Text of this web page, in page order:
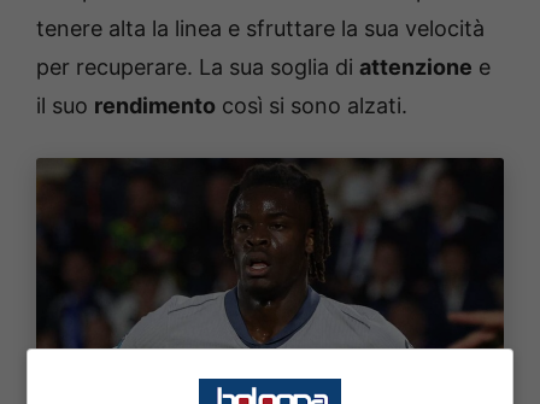
tenere alta la linea e sfruttare la sua velocità
per recuperare. La sua soglia di attenzione e
il suo rendimento così si sono alzati.